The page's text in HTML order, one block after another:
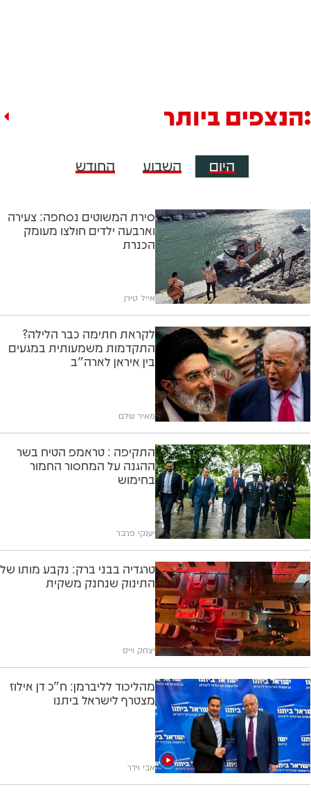
הנצפים ביותר
היום השבוע החודש
סירת המשוטים נסחפה: צעירה
וארבעה ילדים חולצו מעומק
הכנרת
אייל טירן
לקראת חתימה כבר הלילה?
התקדמות משמעותית במגעים
בין איראן לארה"ב
מאיר שלם
התקיפה : טראמפ הטיח בשר
ההגנה על המחסור החמור
בחימוש
יענקי פרבר
טרגדיה בבני ברק: נקבע מותו של
התינוק שנחנק משקית
יצחק וייס
מהליכוד לליברמן: ח"כ דן אילוז
מצטרף לישראל ביתנו
אבי וידר